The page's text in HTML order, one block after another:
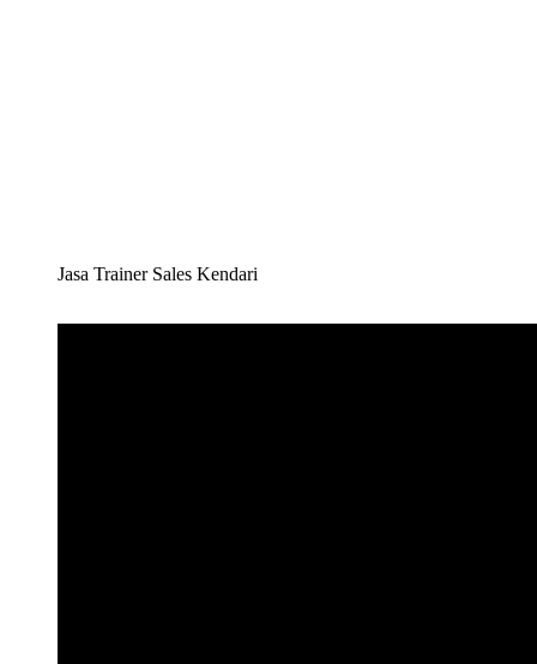
Jasa Trainer Sales Kendari